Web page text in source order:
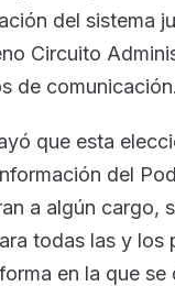
del sistema
Circuito
de comunicación.
que esta
del
a algún cargo,
todas las y los
en la que